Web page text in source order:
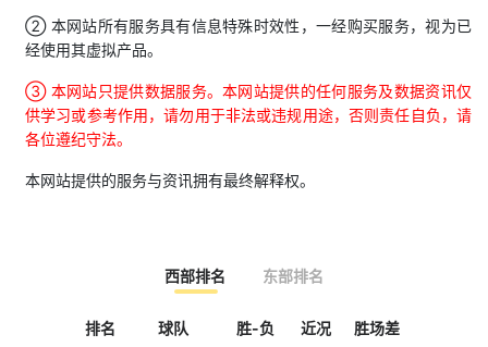
② 本网站所有服务具有信息特殊时效性，一经购买服务，视为已
经使用其虚拟产品。
③ 本网站只提供数据服务。本网站提供的任何服务及数据资讯仅
供学习或参考作用，请勿用于非法或违规用途，否则责任自负，请
各位遵纪守法。
本网站提供的服务与资讯拥有最终解释权。
西部排名 东部排名
排名 球队 胜-负 近况
胜场差